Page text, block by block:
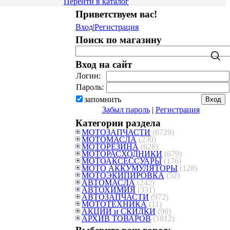
Приветствуем вас!
Вход|Регистрация
Поиск по магазину
Вход на сайт
Логин:
Пароль:
запомнить
Забыл пароль| Регистрация
Категории раздела
МОТОЗАПЧАСТИ (6729)
МОТОМАСЛА (230)
МОТОРЕЗИНА (628)
МОТОРАСХОДНИКИ (679)
МОТОАКСЕССУАРЫ (176)
МОТО АККУМУЛЯТОРЫ (128)
МОТОЭКИПИРОВКА (52)
АВТОМАСЛА (242)
АВТОХИМИЯ (331)
АВТОЗАПЧАСТИ (972)
МОТОТЕХНИКА (11)
АКЦИИ и СКИДКИ (96)
АРХИВ ТОВАРОВ (1812)